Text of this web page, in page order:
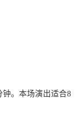
钟。本场演出适合8